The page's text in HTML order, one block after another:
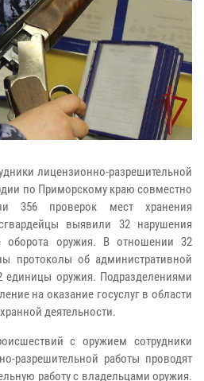
лицензионно-разрешительной
по Приморскому краю совместно
356 проверок мест хранения
выявили 32 нарушения
оборота оружия. В отношении 32
протоколы об административной
единицы оружия. Подразделениями
на оказание госуслуг в области
деятельности.
с оружием сотрудники
разрешительной работы проводят
работу с владельцами оружия.